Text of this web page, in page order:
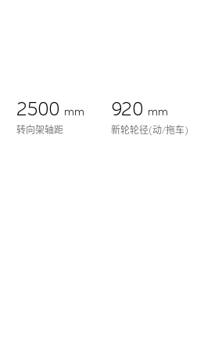
2500 mm
转向架轴距
920 mm
新轮轮径(动/拖车)